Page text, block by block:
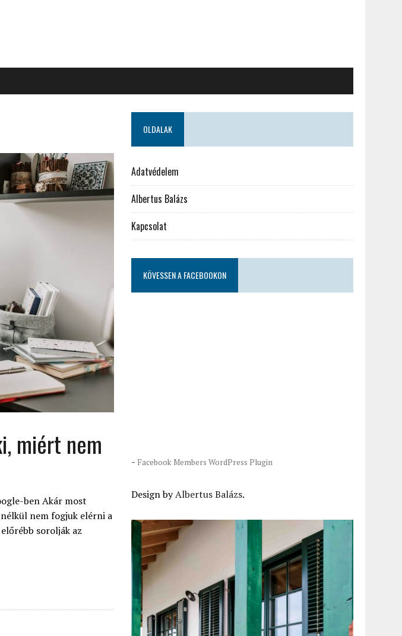
miért nem
ben Akár most
nem fogjuk elérni a
sorolják az
OLDALAK
Adatvédelem
Albertus Balázs
Kapcsolat
KÖVESSEN A FACEBOOKON
- Facebook Members WordPress Plugin
Design byAlbertus Balázs.